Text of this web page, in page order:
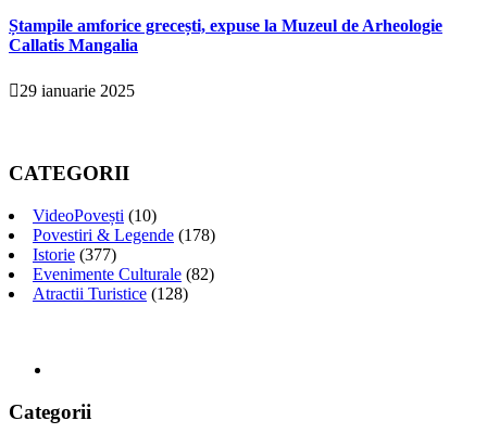
Ștampile amforice grecești, expuse la Muzeul de Arheologie
Callatis Mangalia
29 ianuarie 2025
CATEGORII
VideoPovești (10)
Povestiri & Legende (178)
Istorie (377)
Evenimente Culturale (82)
Atractii Turistice (128)
Categorii